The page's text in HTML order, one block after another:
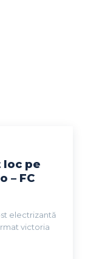
loc pe
– FC
electrizantă
victoria